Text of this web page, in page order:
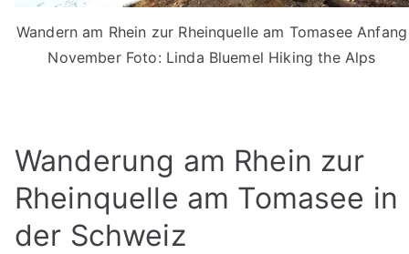
Wandern am Rhein zur Rheinquelle am Tomasee Anfang
November Foto: Linda Bluemel Hiking the Alps
Wanderung am Rhein zur
Rheinquelle am Tomasee in
der Schweiz